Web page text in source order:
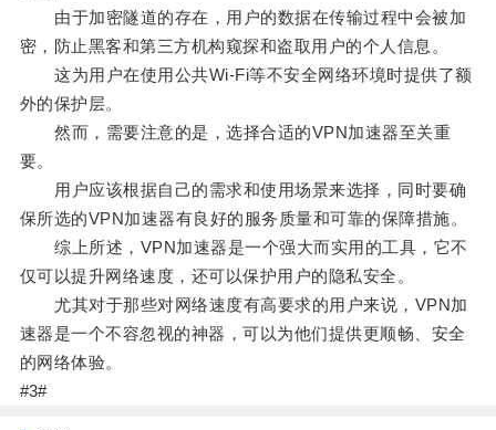
由于加密隧道的存在，用户的数据在传输过程中会被加
密，防止黑客和第三方机构窥探和盗取用户的个人信息。
这为用户在使用公共Wi-Fi等不安全网络环境时提供了额
外的保护层。
然而，需要注意的是，选择合适的VPN加速器至关重
要。
用户应该根据自己的需求和使用场景来选择，同时要确
保所选的VPN加速器有良好的服务质量和可靠的保障措施。
综上所述，VPN加速器是一个强大而实用的工具，它不
仅可以提升网络速度，还可以保护用户的隐私安全。
尤其对于那些对网络速度有高要求的用户来说，VPN加
速器是一个不容忽视的神器，可以为他们提供更顺畅、安全
的网络体验。
#3#